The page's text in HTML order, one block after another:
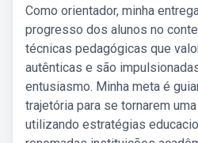
Como orientador, minha
progresso dos alunos no
técnicas pedagógicas que
autênticas e são
entusiasmo. Minha meta é
trajetória para se tornarem
utilizando estratégias